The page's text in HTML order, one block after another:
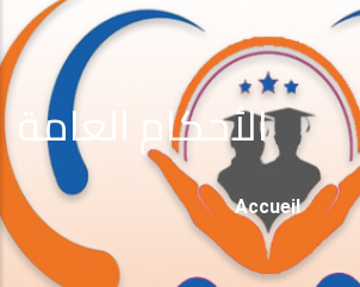
الأحكام العامة
Fil
D'Ariane
Accueil